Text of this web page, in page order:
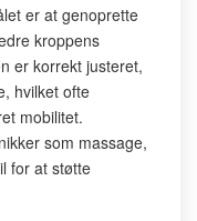
er at genoprette
kroppens
er korrekt justeret,
hvilket ofte
mobilitet.
som massage,
for at støtte